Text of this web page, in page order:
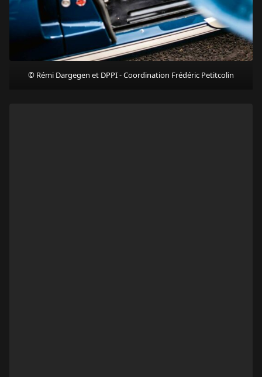
© Rémi Dargegen et DPPI - Coordination Frédéric Petitcolin